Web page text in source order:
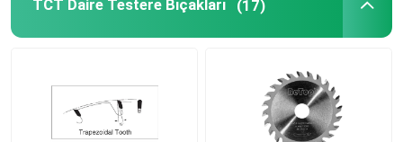
TCT Daire Testere Bıçakları (17)